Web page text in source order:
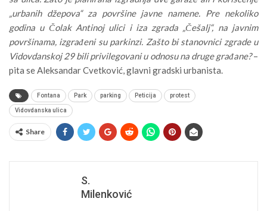
„urbanih džepova“ za površine javne namene. Pre nekoliko
godina u Čolak Antinoj ulici i iza zgrada „Češalj“, na javnim
površinama, izgrađeni su parkinzi. Zašto bi stanovnici zgrade u
Vidovdanskoj 29 bili privilegovani u odnosu na druge građane?–
pita se Aleksandar Cvetković, glavni gradski urbanista.
Fontana Park parking Peticija protest
Vidovdanska ulica
Share
S.
Milenković